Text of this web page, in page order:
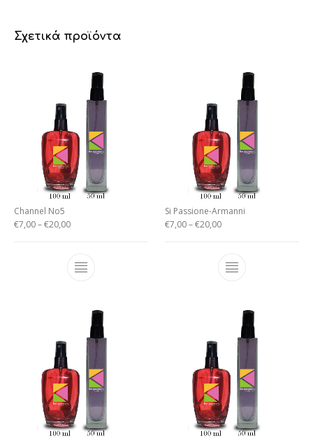
Σχετικά προϊόντα
Channel No5
€7,00–€20,00
Si Passione-Armanni
€7,00–€20,00